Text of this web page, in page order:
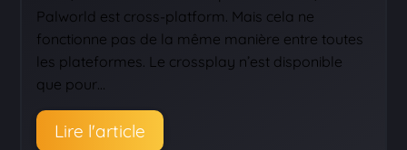
Palworld est cross-platform. Mais cela ne
fonctionne pas de la même manière entre toutes
les plateformes. Le crossplay n’est disponible
que pour…
Lire l'article